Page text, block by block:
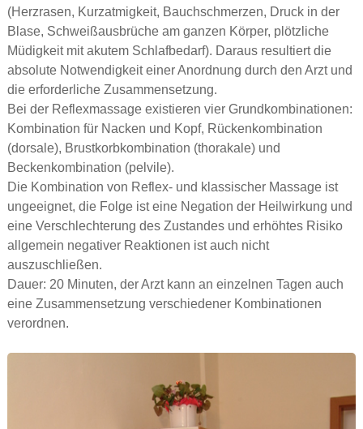
(Herzrasen, Kurzatmigkeit, Bauchschmerzen, Druck in der
Blase, Schweißausbrüche am ganzen Körper, plötzliche
Müdigkeit mit akutem Schlafbedarf). Daraus resultiert die
absolute Notwendigkeit einer Anordnung durch den Arzt und
die erforderliche Zusammensetzung.
Bei der Reflexmassage existieren vier Grundkombinationen:
Kombination für Nacken und Kopf, Rückenkombination
(dorsale), Brustkorbkombination (thorakale) und
Beckenkombination (pelvile).
Die Kombination von Reflex- und klassischer Massage ist
ungeeignet, die Folge ist eine Negation der Heilwirkung und
eine Verschlechterung des Zustandes und erhöhtes Risiko
allgemein negativer Reaktionen ist auch nicht
auszuschließen.
Dauer: 20 Minuten, der Arzt kann an einzelnen Tagen auch
eine Zusammensetzung verschiedener Kombinationen
verordnen.